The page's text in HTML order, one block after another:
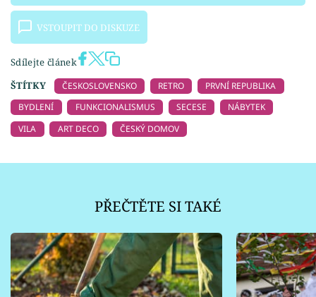
VSTOUPIT DO DISKUZE
Sdílejte článek
ŠTÍTKY
ČESKOSLOVENSKO RETRO
PRVNÍ REPUBLIKA
BYDLENÍ
FUNKCIONALISMUS SECESE
NÁBYTEK
VILA
ART DECO ČESKÝ DOMOV
PŘEČTĚTE SI TAKÉ